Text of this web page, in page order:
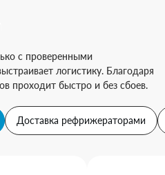
с проверенными
логистику. Благодаря
проходит быстро и без сбоев.
Доставка рефрижераторами